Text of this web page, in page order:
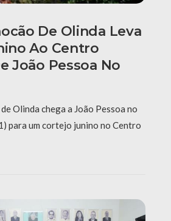
De Olinda Leva
Ao Centro
João Pessoa No
Olinda chega a João Pessoa no
para um cortejo junino no Centro